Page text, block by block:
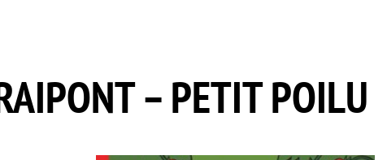
– PETIT POILU